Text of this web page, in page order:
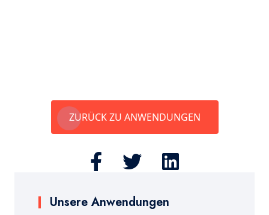
Unsere Anwendungen
ZURÜCK ZU ANWENDUNGEN